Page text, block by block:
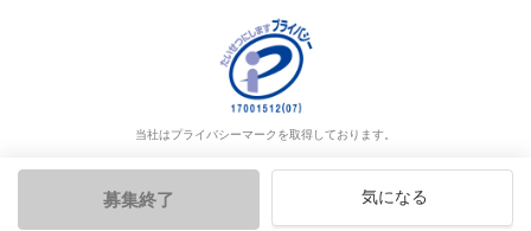
募集終了 気になる
当社はプライバシーマークを取得しております。